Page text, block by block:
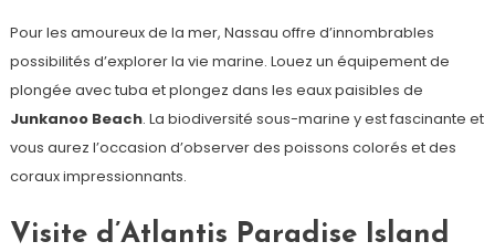
Pour les amoureux de la mer, Nassau offre d’innombrables
possibilités d’explorer la vie marine. Louez un équipement de
plongée avec tuba et plongez dans les eaux paisibles de
Junkanoo Beach. La biodiversité sous-marine y est fascinante et
vous aurez l’occasion d’observer des poissons colorés et des
coraux impressionnants.
Visite d’Atlantis Paradise Island